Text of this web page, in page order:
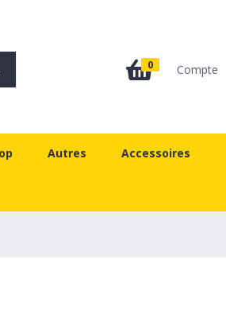
0 Compte
Autres Accessoires